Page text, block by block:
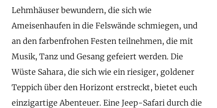
Lehmhäuser bewundern, die sich wie
Ameisenhaufen in die Felswände schmiegen, und
an den farbenfrohen Festen teilnehmen, die mit
Musik, Tanz und Gesang gefeiert werden. Die
Wüste Sahara, die sich wie ein riesiger, goldener
Teppich über den Horizont erstreckt, bietet euch
einzigartige Abenteuer. Eine Jeep-Safari durch die